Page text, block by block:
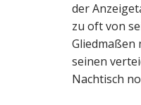
der
zu oft von
Gliedmaßen
seinen
Nachtisch